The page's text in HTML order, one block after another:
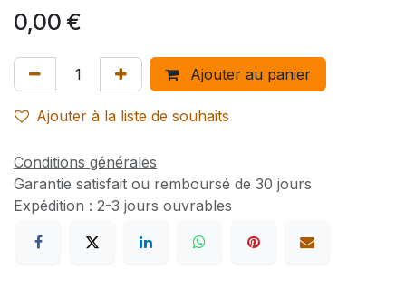
0,00 €
Ajouter au panier
Ajouter à la liste de souhaits
Conditions générales
Garantie satisfait ou remboursé de 30 jours
Expédition : 2-3 jours ouvrables